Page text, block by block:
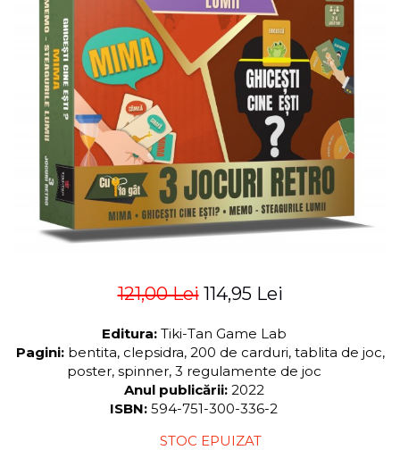
ADMINISTRATIVE
ȘTIINȚE ECONOMICE
ȘTIINȚE EXACTE
EDUCAȚIE FIZICĂ ȘI SPORT
PREUNIVERSITARIA
TIMP LIBER
ÎN CURS DE APARIȚIE
NOUTĂȚI
PACHETE DE STUDIU
PROMOȚIILE LUNII
Cum Cumpăr
Livrare
Politica de Retur
Formular de Retur
Distribuitori
121,00 Lei 114,95 Lei
Editura: Tiki-Tan Game Lab
Pagini: bentita, clepsidra, 200 de carduri, tablita de joc,
poster, spinner, 3 regulamente de joc
Anul publicării: 2022
ISBN: 594-751-300-336-2
STOC EPUIZAT